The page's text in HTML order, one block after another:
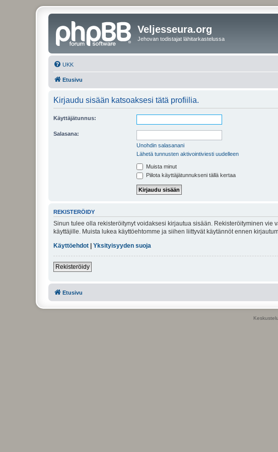
Veljesseura.org
Jehovan todistajat lähitarkastelussa
UKK
Etusivu
Kirjaudu sisään katsoaksesi tätä profiilia.
Käyttäjätunnus:
Salasana:
Unohdin salasanani
Lähetä tunnusten aktivointiviesti uudelleen
Muista minut
Piilota käyttäjätunnukseni tällä kertaa
REKISTERÖIDY
Sinun tulee olla rekisteröitynyt voidaksesi kirjautua sisään. Rekisteröityminen
käyttäjille. Muista lukea käyttöehtomme ja siihen liittyvät käytännöt ennen
Käyttöehdot
Yksityisyyden suoja
Rekisteröidy
Etusivu